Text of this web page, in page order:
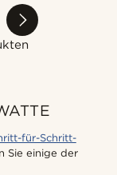
für-Schritt-
Sie einige der